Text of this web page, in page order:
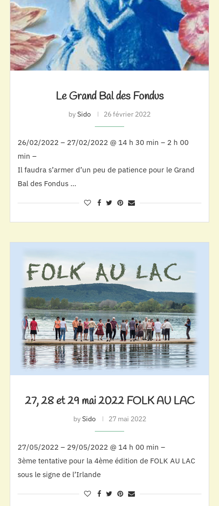
Le Grand Bal des Fondus
bySido 26 février 2022
26/02/2022 – 27/02/2022 @ 14 h 30 min – 2 h 00
min –
Il faudra s’armer d’un peu de patience pour le Grand
Bal des Fondus …
27, 28 et 29 mai 2022 FOLK AU LAC
bySido 27 mai 2022
27/05/2022 – 29/05/2022 @ 14 h 00 min –
3ème tentative pour la 4ème édition de FOLK AU LAC
sous le signe de l’Irlande